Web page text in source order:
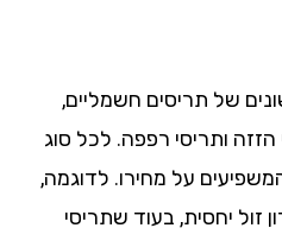
של תריסים חשמליים,
ותריסי רפפה. לכל סוג
על מחירו. לדוגמה,
יחסית, בעוד שתריסי